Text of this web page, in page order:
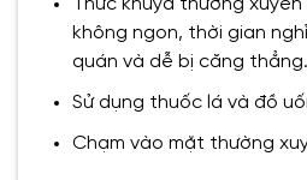
Thức khuya thường
không ngon, thời gian
quán và dễ bị căng
Sử dụng thuốc lá và đồ
Chạm vào mặt thường